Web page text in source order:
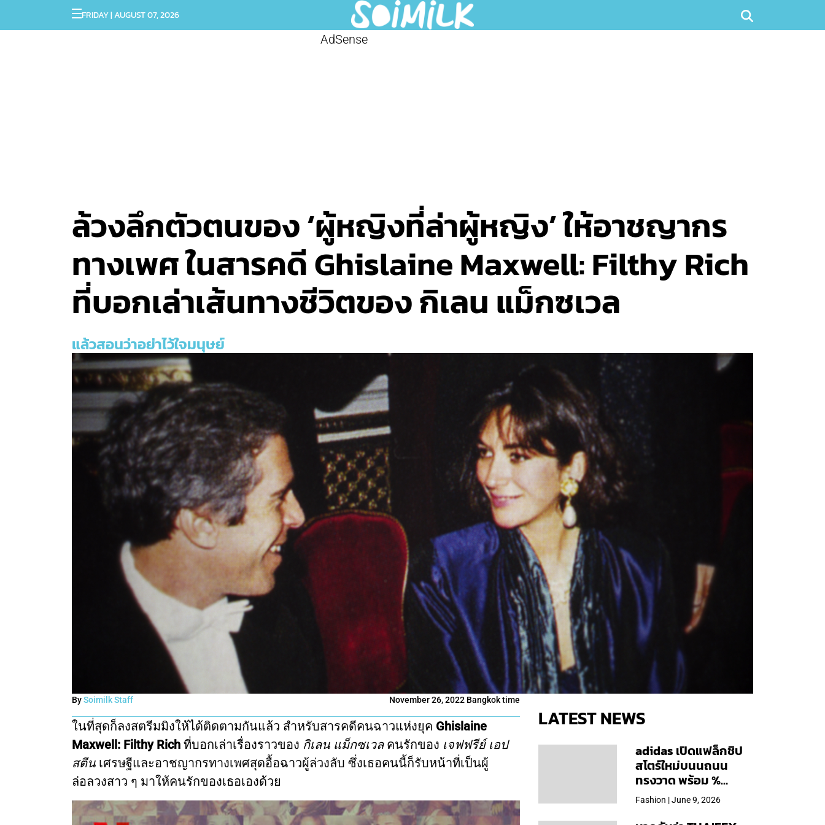
FRIDAY | AUGUST 07, 2026
AdSense
ล้วงลึกตัวตนของ ‘ผู้หญิงที่ล่าผู้หญิง’ ให้อาชญากร
ทางเพศ ในสารคดี Ghislaine Maxwell: Filthy Rich
ที่บอกเล่าเส้นทางชีวิตของ กิเลน แม็กซเวล
แล้วสอนว่าอย่าไว้ใจมนุษย์
BySoimilk Staff November 26, 2022 Bangkok time
ในที่สุดก็ลงสตรีมมิงให้ได้ติดตามกันแล้ว สำหรับสารคดีคนฉาวแห่งยุค Ghislaine
Maxwell: Filthy Rich ที่บอกเล่าเรื่องราวของ กิเลน แม็กซเวล คนรักของ เจฟฟรีย์ เอป
สตีน เศรษฐีและอาชญากรทางเพศสุดอื้อฉาวผู้ล่วงลับ ซึ่งเธอคนนี้ก็รับหน้าที่เป็นผู้
ล่อลวงสาว ๆ มาให้คนรักของเธอเองด้วย
LATEST NEWS
adidas เปิดแฟล็กชิป
สโตร์ใหม่บนนถนน
ทรงวาด พร้อม %
Arabica และคอลเลก
ชันพิเศษเฉพาะสาขา
Fashion | June 9, 2026